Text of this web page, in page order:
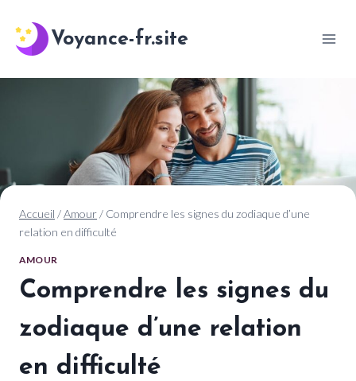
contenu
Voyance-fr.site
Accueil /Amour/ Comprendre les signes du zodiaque d’une
relation en difficulté
AMOUR
Comprendre les signes du
zodiaque d’une relation
en difficulté